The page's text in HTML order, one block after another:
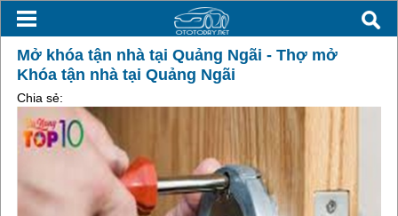
Mở khóa tận nhà tại Quảng Ngãi - Thợ mở
Khóa tận nhà tại Quảng Ngãi
Chia sẻ: